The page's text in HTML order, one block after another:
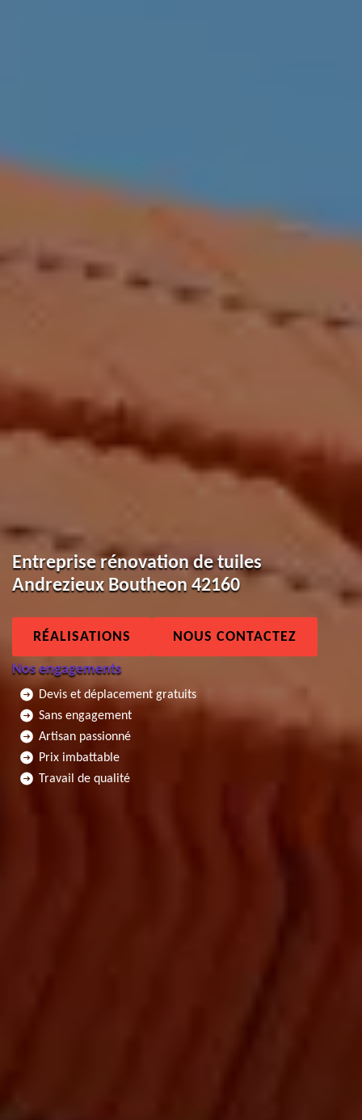
Entreprise rénovation de tuiles
Andrezieux Boutheon 42160
RÉALISATIONS NOUS CONTACTEZ
Nos engagements
Devis et déplacement gratuits
Sans engagement
Artisan passionné
Prix imbattable
Travail de qualité